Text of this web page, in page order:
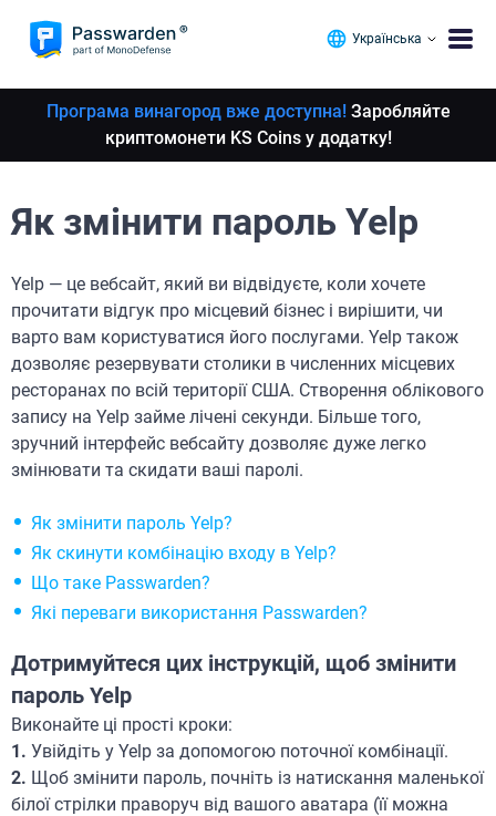
Українська
Програма винагород вже доступна!Заробляйте
криптомонети KS Coins у додатку!
Як змінити пароль Yelp
Yelp — це вебсайт, який ви відвідуєте, коли хочете
прочитати відгук про місцевий бізнес і вирішити, чи
варто вам користуватися його послугами. Yelp також
дозволяє резервувати столики в численних місцевих
ресторанах по всій території США. Створення облікового
запису на Yelp займе лічені секунди. Більше того,
зручний інтерфейс вебсайту дозволяє дуже легко
змінювати та скидати ваші паролі.
Як змінити пароль Yelp?
Як скинути комбінацію входу в Yelp?
Що таке Passwarden?
Які переваги використання Passwarden?
Дотримуйтеся цих інструкцій, щоб змінити
пароль Yelp
Виконайте ці прості кроки:
1. Увійдіть у Yelp за допомогою поточної комбінації.
2. Щоб змінити пароль, почніть із натискання маленької
білої стрілки праворуч від вашого аватара (її можна